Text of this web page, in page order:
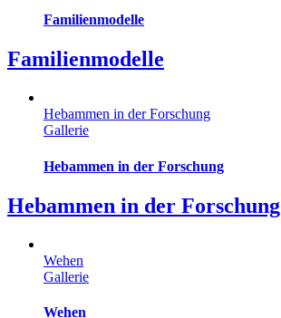
Familienmodelle
Familienmodelle
Hebammen in der Forschung
Gallerie
Hebammen in der Forschung
Hebammen in der Forschung
Wehen
Gallerie
Wehen